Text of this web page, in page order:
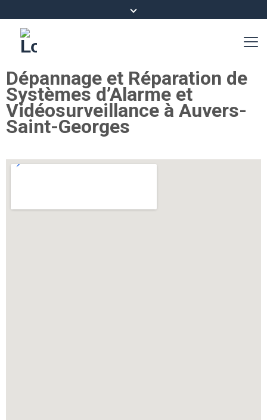
Dépannage et Réparation de
Systèmes d’Alarme et
Vidéosurveillance à Auvers-
Saint-Georges